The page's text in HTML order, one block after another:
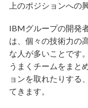
上のポジションへの
IBMグループの開発
は、個々の技術力の
な人が多いことです
うまくチームをまと
ョンを取れたりする
てきます。